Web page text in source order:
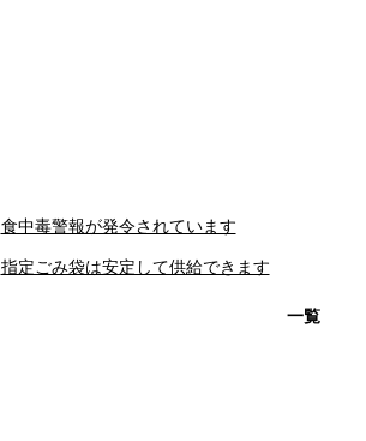
食中毒警報が発令されています
指定ごみ袋は安定して供給できます
一覧